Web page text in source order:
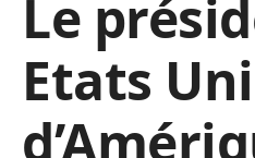
Le
Etats